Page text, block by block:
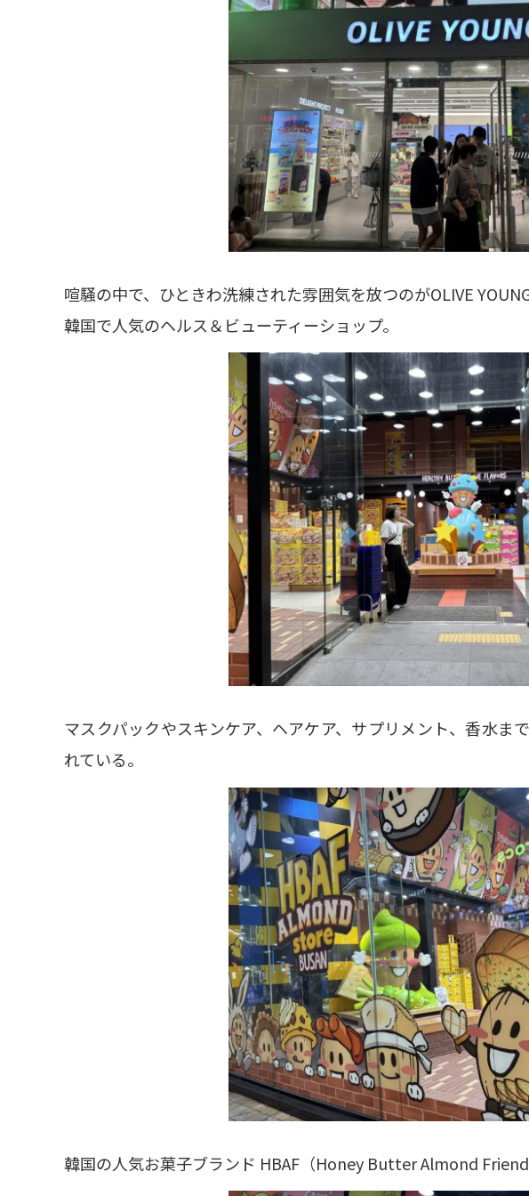
喧騒の中で、ひときわ洗練された雰囲気を放つのがOLIVE
韓国で人気のヘルス＆ビューティーショップ。
マスクパックやスキンケア、ヘアケア、サプリメント、香水ま
れている。
韓国の人気お菓子ブランド HBAF（Honey Butter Almond